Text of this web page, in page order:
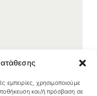
εμπειρίες, χρησιμοποιούμε
και/ή πρόσβαση σε